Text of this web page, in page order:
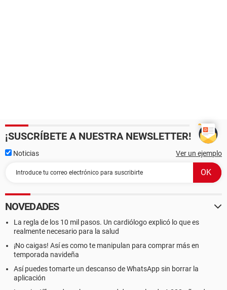
¡SUSCRÍBETE A NUESTRA NEWSLETTER!
Noticias Ver un ejemplo
NOVEDADES
La regla de los 10 mil pasos. Un cardiólogo explicó lo que es
realmente necesario para la salud
¡No caigas! Así es como te manipulan para comprar más en
temporada navideña
Así puedes tomarte un descanso de WhatsApp sin borrar la
aplicación